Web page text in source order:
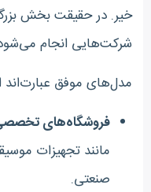
خیر. در حقیقت بخش
شرکت‌هایی انجام می‌شود
مدل‌های موفق عبارت‌اند
فروشگاه‌های
مانند تجهیزات
صنعتی.